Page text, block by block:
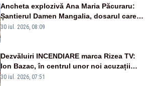
Ancheta explozivă Ana Maria Păcuraru:
Șantierul Damen Mangalia, dosarul care
scufundă apărarea României
30 iul. 2026, 08:09
Dezvăluiri INCENDIARE marca Rizea TV:
Ion Bazac, în centrul unor noi acuzații
publice
30 iul. 2026, 07:51